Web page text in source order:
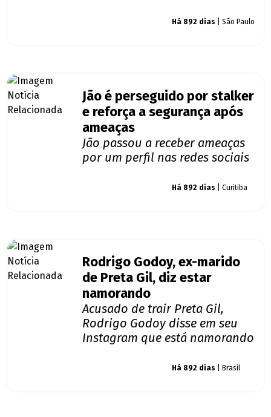
Há 892 dias | São Paulo
Jão é perseguido por stalker
e reforça a segurança após
ameaças
Jão passou a receber ameaças
por um perfil nas redes sociais
Há 892 dias | Curitiba
Rodrigo Godoy, ex-marido
de Preta Gil, diz estar
namorando
Acusado de trair Preta Gil,
Rodrigo Godoy disse em seu
Instagram que está namorando
Há 892 dias | Brasil